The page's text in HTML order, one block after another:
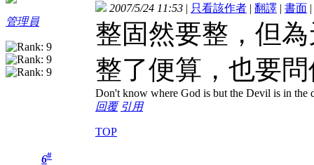
管理員
2007/5/24 11:53 | 只看該作者 | 翻譯 | 書面 |
整固然要整，但
整了便算，也要
Don't know where God is but the Devil is in the
回覆 引用
TOP
6#